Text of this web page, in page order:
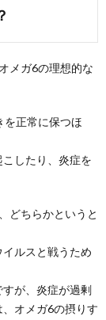
メガ6の理想的な
を正常に保つほ
したり、炎症を
どちらかというと
ルスと戦うため
が、炎症が過剰
オメガ6の摂りす